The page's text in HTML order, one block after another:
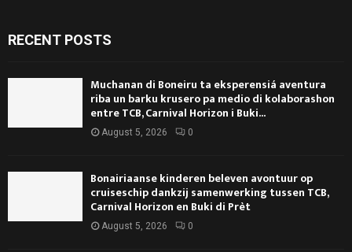
RECENT POSTS
Muchanan di Boneiru ta eksperensiá aventura
riba un barku krusero pa medio di kolaborashon
entre TCB, Carnival Horizon i Buki...
August 5, 2026 0
Bonairiaanse kinderen beleven avontuur op
cruiseschip dankzij samenwerking tussen TCB,
Carnival Horizon en Buki di Prèt
August 5, 2026 0